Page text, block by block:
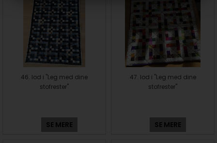
46. lod i "Leg med dine
stofrester"
SE MERE
47. lod i "Leg med dine
stofrester"
SE MERE